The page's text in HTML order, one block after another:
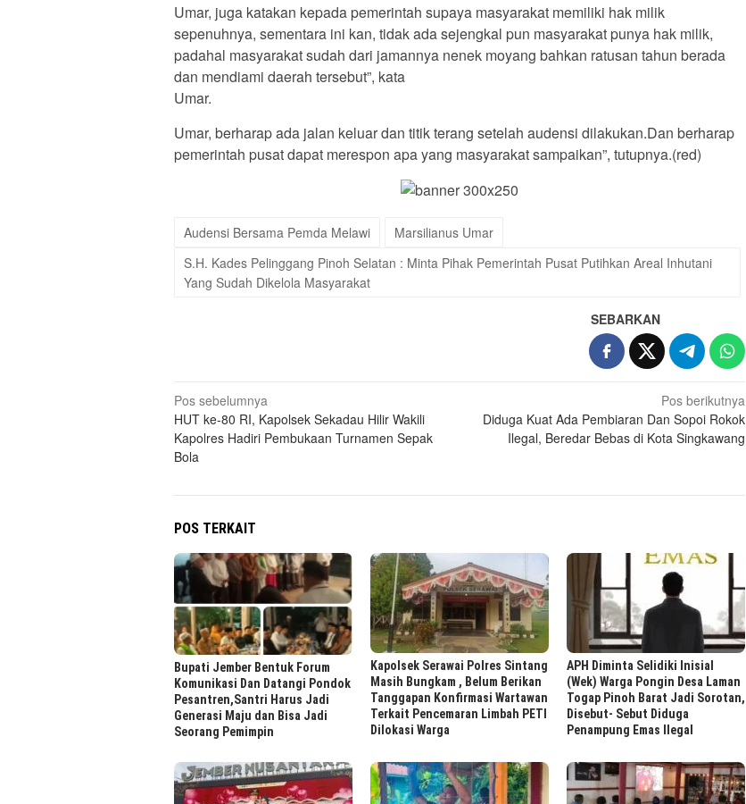
Umar, juga katakan kepada pemerintah supaya masyarakat memiliki hak milik
sepenuhnya, sementara ini kan, tidak ada sejengkal pun masyarakat punya hak milik,
padahal masyarakat sudah dari jamannya nenek moyang bahkan ratusan tahun berada
dan mendiami daerah tersebut”, kata
Umar.
Umar, berharap ada jalan keluar dan titik terang setelah audensi dilakukan.Dan berharap
pemerintah pusat dapat merespon apa yang masyarakat sampaikan”, tutupnya.(red)
Audensi Bersama Pemda Melawi
Marsilianus Umar
S.H. Kades Pelinggang Pinoh Selatan : Minta Pihak Pemerintah Pusat Putihkan Areal Inhutani
Yang Sudah Dikelola Masyarakat
SEBARKAN
Navigasi
pos
Pos sebelumnya
HUT ke-80 RI, Kapolsek Sekadau Hilir Wakili
Kapolres Hadiri Pembukaan Turnamen Sepak
Bola
Pos berikutnya
Diduga Kuat Ada Pembiaran Dan Sopoi Rokok
Ilegal, Beredar Bebas di Kota Singkawang
POS TERKAIT
Bupati Jember Bentuk Forum
Komunikasi Dan Datangi Pondok
Pesantren,Santri Harus Jadi
Generasi Maju dan Bisa Jadi
Seorang Pemimpin
Kapolsek Serawai Polres Sintang
Masih Bungkam , Belum Berikan
Tanggapan Konfirmasi Wartawan
Terkait Pencemaran Limbah PETI
Dilokasi Warga
APH Diminta Selidiki Inisial
(Wek) Warga Pongin Desa Laman
Togap Pinoh Barat Jadi Sorotan,
Disebut- Sebut Diduga
Penampung Emas Ilegal